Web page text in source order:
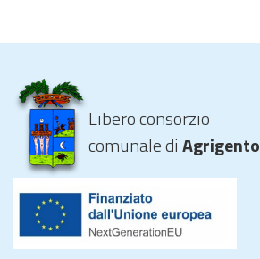
Libero consorzio
comunale diAgrigento